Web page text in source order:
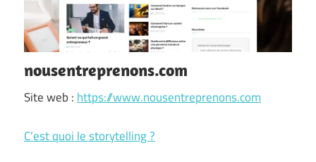
nousentreprenons.com
Site web : https://www.nousentreprenons.com
C’est quoi le storytelling ?